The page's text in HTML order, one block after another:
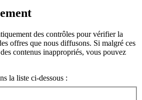
des contrôles pour vérifier la
offres que nous diffusons. Si malgré ces
contenus inappropriés, vous pouvez
la liste ci-dessous :